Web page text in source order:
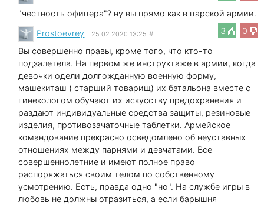
"честность офицера"? ну вы прямо как в царской армии.
3
0
Prostoevrey 25.02.2020 13:25 #
Вы совершенно правы, кроме того, что кто-то
подзалетела. На первом же инструктаже в армии, когда
девочки одели долгожданную военную форму,
машекиташ ( старший товарищ) их батальона вместе с
гинекологом обучают их искусству предохранения и
раздают индивидуальные средства защиты, резиновые
изделия, противозачаточные таблетки. Армейское
командование прекрасно осведомлено об неуставных
отношениях между парнями и девчатами. Все
совершеннолетние и имеют полное право
распоряжаться своим телом по собственному
усмотрению. Есть, правда одно "но". На службе игры в
любовь не должны отразиться, а если барышня